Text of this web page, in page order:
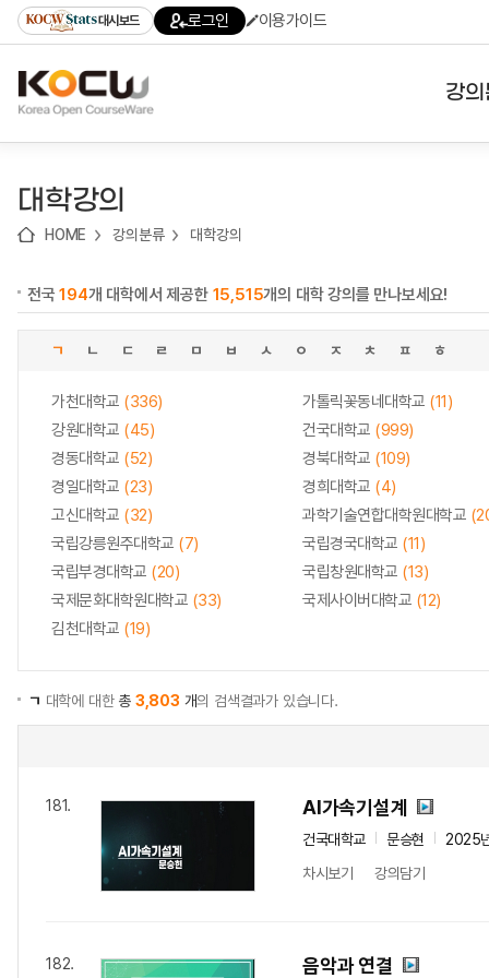
기
기
기
content)
가
대시보드 로그인 이용가이드
강
대학강의
HOME 강의분류 대학강의
전국194개 대학에서 제공한 15,515개의 대학 강의를 만나보세요!
ㄱ ㄴ ㄷ ㄹ ㅁ ㅂ ㅅ ㅇ ㅈ ㅊ ㅍ ㅎ
가천대학교 (336) 가톨릭꽃동네대학교 (11)
강원대학교 (45) 건국대학교 (999)
경동대학교 (52) 경북대학교 (109)
경일대학교 (23) 경희대학교 (4)
고신대학교 (32) 과학기술연합대학원대학교
국립강릉원주대학교 (7) 국립경국대학교 (11)
국립부경대학교 (20) 국립창원대학교 (13)
국제문화대학원대학교 (33) 국제사이버대학교 (12)
김천대학교 (19)
ㄱ 대학에 대한총 3,803 개의 검색결과가 있습니다.
181. AI가속기설계
건국대학교 문승현
2025
차시보기
강의담기
182. 음악과 연결